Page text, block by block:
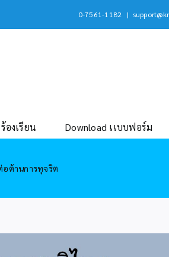
0-7561-1182 |
องเรียน Download เเบบฟอร์ม
อต้านการทุจริต